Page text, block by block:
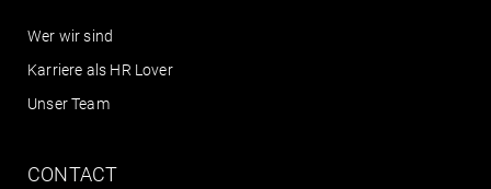
Wer wir sind
Karriere als HR Lover
Unser Team
CONTACT